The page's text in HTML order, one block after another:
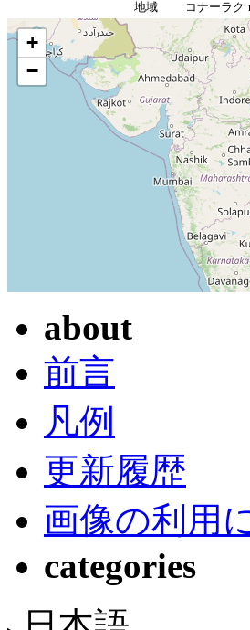
地域
コナーラク
+
−
about
前言
凡例
更新履歴
画像の利用
categories